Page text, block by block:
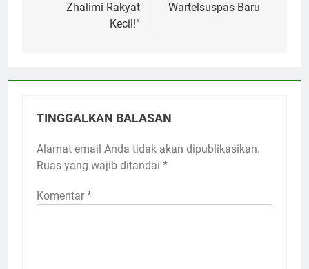
Zhalimi Rakyat
Kecil!”
Wartelsuspas Baru
TINGGALKAN BALASAN
Alamat email Anda tidak akan dipublikasikan.
Ruas yang wajib ditandai *
Komentar *